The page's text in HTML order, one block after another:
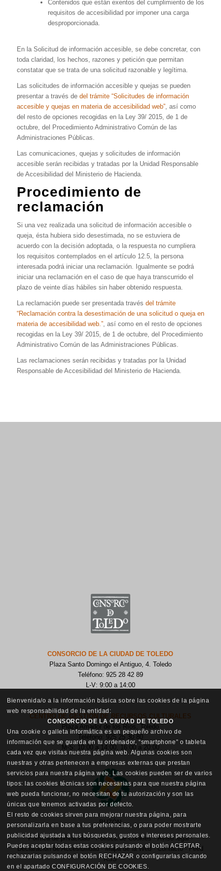
Contenidos que están exentos del cumplimiento de los
requisitos de accesibilidad por imponer una carga
desproporcionada.
En la Solicitud de información accesible, se debe concretar, con
toda claridad, los hechos, razones y petición que permitan
constatar que se trata de una solicitud razonable y legítima.
Las solicitudes de información accesible y quejas se pueden
presentar a través de del trámite “Solicitudes de información
accesible y quejas en materia de accesibilidad web”, así como
del resto de opciones recogidas en la Ley 39/ 2015, de 1 de
octubre, del Procedimiento Administrativo Común de las
Administraciones Públicas.
Las comunicaciones, quejas y solicitudes de información
accesible serán recibidas y tratadas por la Unidad Responsable
de Accesibilidad del Ministerio de Hacienda.
Procedimiento de
reclamación
Si una vez realizada una solicitud de información accesible o
queja, ésta hubiera sido desestimada, no se estuviera de
acuerdo con la decisión adoptada, o la respuesta no cumpliera
los requisitos contemplados en el artículo 12.5, la persona
interesada podrá iniciar una reclamación. Igualmente se podrá
iniciar una reclamación en el caso de que haya transcurrido el
plazo de veinte días hábiles sin haber obtenido respuesta.
La reclamación puede ser presentada través del trámite
“Reclamación contra la desestimación de una solicitud o queja en
materia de accesibilidad web.”, así como en el resto de opciones
recogidas en la Ley 39/ 2015, de 1 de octubre, del Procedimiento
Administrativo Común de las Administraciones Públicas.
Las reclamaciones serán recibidas y tratadas por la Unidad
Responsable de Accesibilidad del Ministerio de Hacienda.
CONSORCIO DE LA CIUDAD DE TOLEDO
Plaza Santo Domingo el Antiguo, 4. Toledo
Teléfono: 925 28 42 89
L-V: 9:00 a 14:00
CENTRO DE GESTIÓN DE RECURSOS CULTURALES
Plaza Amador de los Ríos, Toledo
Teléfono: 925 25 30 80
M-S: 10:00 a 14:00, 16:00 a 20:00
BUZÓN
Política de privacidad·Política de Cookies ·Aviso legal·
Declaración de Accesibilidad·Mapa de la Web·Contacto·Feed
RSS
Bienvenida/o a la información básica sobre las cookies de la página
web responsabilidad de la entidad:
CONSORCIO DE LA CIUDAD DE TOLEDO
Una cookie o galleta informática es un pequeño archivo de
información que se guarda en tu ordenador, “smartphone” o tableta
cada vez que visitas nuestra página web. Algunas cookies son
nuestras y otras pertenecen a empresas externas que prestan
servicios para nuestra página web. Las cookies pueden ser de varios
tipos: las cookies técnicas son necesarias para que nuestra página
web pueda funcionar, no necesitan de tu autorización y son las
únicas que tenemos activadas por defecto.
El resto de cookies sirven para mejorar nuestra página, para
personalizarla en base a tus preferencias, o para poder mostrarte
publicidad ajustada a tus búsquedas, gustos e intereses personales.
Puedes aceptar todas estas cookies pulsando el botón ACEPTAR,
rechazarlas pulsando el botón RECHAZAR o configurarlas clicando
en el apartado CONFIGURACIÓN DE COOKIES.